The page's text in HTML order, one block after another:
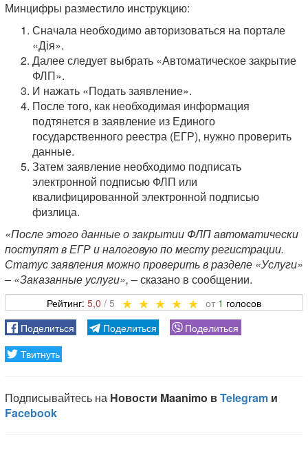
Минцифры разместило инструкцию:
Сначала необходимо авторизоваться на портале
«Дія».
Далее следует выбрать «Автоматическое закрытие
ФЛП».
И нажать «Подать заявление».
После того, как необходимая информация
подтянется в заявление из Единого
государственного реестра (ЕГР), нужно проверить
данные.
Затем заявление необходимо подписать
электронной подписью ФЛП или
квалифицированной электронной подписью
физлица.
«После этого данные о закрытии ФЛП автоматически
поступят в ЕГР и налоговую по месту регистрации.
Статус заявления можно проверить в разделе «Услуги»
– «Заказанные услуги», – сказано в сообщении.
5,0 1